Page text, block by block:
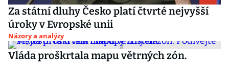
Za státní dluhy Česko platí čtvrté nejvyšší
úroky v Evropské unii
Názory a analýzy
Vláda proškrtala mapu větrných zón.